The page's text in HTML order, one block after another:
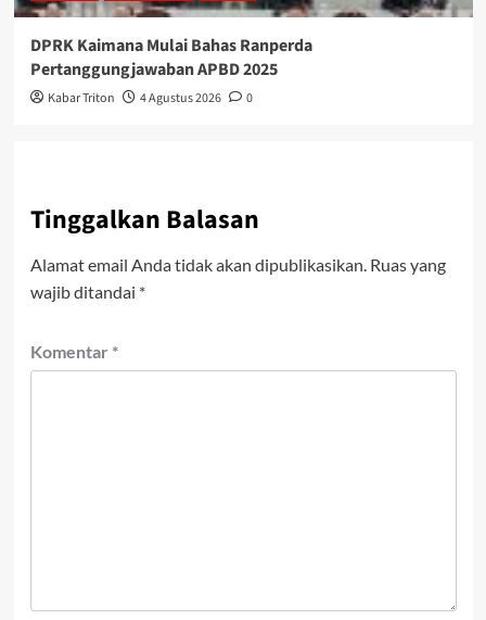
DPRK Kaimana Mulai Bahas Ranperda
Pertanggungjawaban APBD 2025
Kabar Triton 4 Agustus 2026 0
Tinggalkan Balasan
Alamat email Anda tidak akan dipublikasikan. Ruas yang
wajib ditandai *
Komentar *